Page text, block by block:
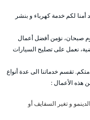
أمنا لكم خدمة كهرباء و بنشر
صبحان، نؤمن أفضل أعمال
نعمل على تصليح السيارات
تقسم خدماتنا الى عدة أنواع
هذه الأعمال :
و تغير السفايف أو